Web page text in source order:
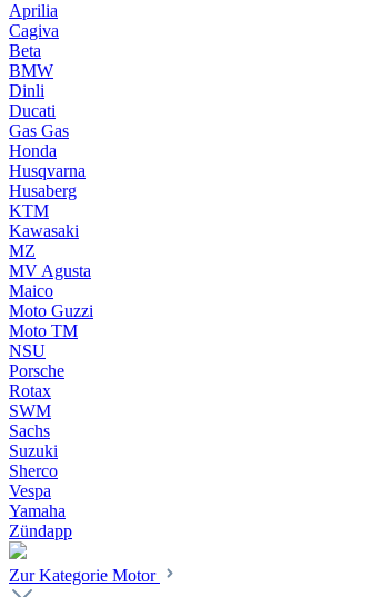
Aprilia
Cagiva
Beta
BMW
Dinli
Ducati
Gas Gas
Honda
Husqvarna
Husaberg
KTM
Kawasaki
MZ
MV Agusta
Maico
Moto Guzzi
Moto TM
NSU
Porsche
Rotax
SWM
Sachs
Suzuki
Sherco
Vespa
Yamaha
Zündapp
Zur Kategorie Motor